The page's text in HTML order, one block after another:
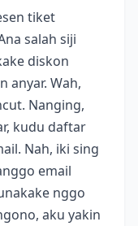
tiket
salah siji
diskon
anyar. Wah,
Nanging,
kudu daftar
Nah, iki sing
email
nggo
aku yakin